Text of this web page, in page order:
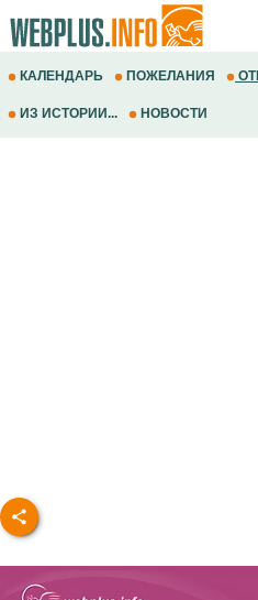
КАЛЕНДАРЬ ПОЖЕЛАНИЯ
ИЗ ИСТОРИИ... НОВОСТИ